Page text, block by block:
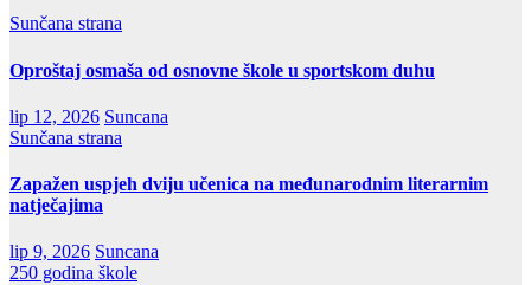
Sunčana strana
Oproštaj osmaša od osnovne škole u sportskom duhu
lip 12, 2026 Suncana
Sunčana strana
Zapažen uspjeh dviju učenica na međunarodnim literarnim
natječajima
lip 9, 2026 Suncana
250 godina škole